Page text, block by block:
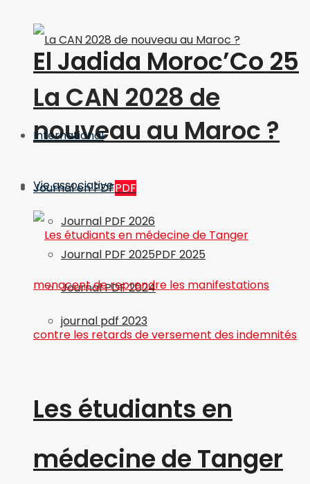
La CAN 2028 de
nouveau au Maroc ?
Journal en PDFPDF
Journal PDF 2026
Journal PDF 2025PDF 2025
Journal PDF 2024
journal pdf 2023
El Jadida Moroc’Co 25
International
Vie associative
Les étudiants en
médecine de Tanger